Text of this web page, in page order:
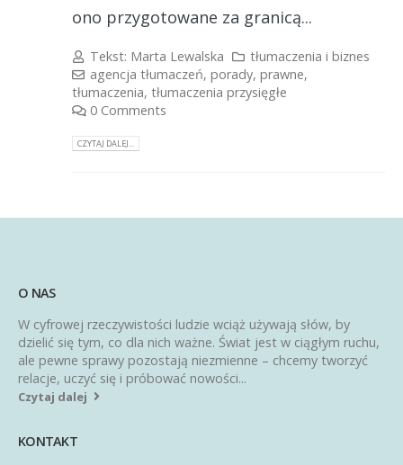
ono przygotowane za granicą...
Tekst: Marta Lewalska
tłumaczenia i biznes
agencja tłumaczeń,porady,prawne,
tłumaczenia, tłumaczenia przysięgłe
0 Comments
CZYTAJ DALEJ...
O NAS
W cyfrowej rzeczywistości ludzie wciąż używają słów, by
dzielić się tym, co dla nich ważne. Świat jest w ciągłym ruchu,
ale pewne sprawy pozostają niezmienne – chcemy tworzyć
relacje, uczyć się i próbować nowości...
Czytaj dalej
KONTAKT